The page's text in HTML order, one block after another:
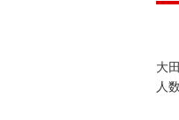
大
人